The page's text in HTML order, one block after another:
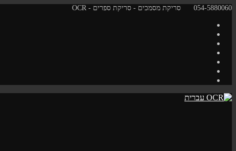
Skip
content
054-5880060 סריקת מסמכים - סריקת ספרים - OCR